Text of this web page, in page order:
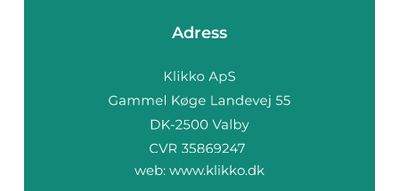
Adress
web: www.klikko.dk